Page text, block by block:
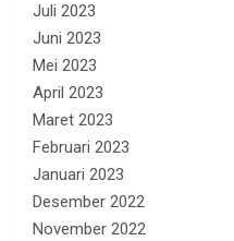
Juli 2023
Juni 2023
Mei 2023
April 2023
Maret 2023
Februari 2023
Januari 2023
Desember 2022
November 2022